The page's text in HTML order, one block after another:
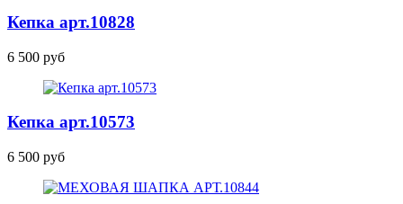
Кепка арт.10828
6 500 руб
Кепка арт.10573
6 500 руб